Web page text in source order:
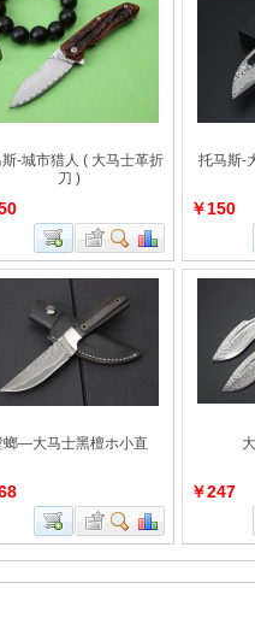
-城市猎人 ( 大马士革折
刀 )
托马斯-
￥150
螂—大马士黑檀ホ小直
￥247